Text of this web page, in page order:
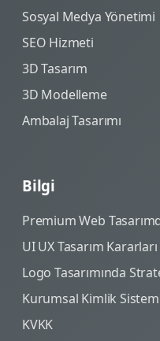
Sosyal Medya Yönetimi
SEO Hizmeti
3D Tasarım
3D Modelleme
Ambalaj Tasarımı
Bilgi
Premium Web
UI UX Tasarım Kararları
Logo Tasarımında
Kurumsal Kimlik
KVKK